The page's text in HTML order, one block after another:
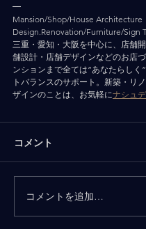
━
Mansion/Shop/House Architecture
Design.Renovation/Furniture/Sign
三重・愛知・大阪を中心に、店舗
舗設計・店舗デザインなどのお店
ンションまで全ては”あなたらしく
トバランスのサポート。新築・リ
ザインのことは、お気軽にナシュ
コメント
コメントを追加…